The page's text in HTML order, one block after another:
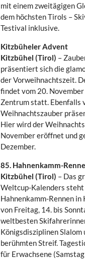
mit einem zweitägigen
dem höchsten Tirols –
Testival inklusive.
Kitzbüheler Advent
Kitzbühel (Tirol) –
präsentiert sich die
der Vorweihnachtszeit.
findet vom 20.
Zentrum statt. Ebenfalls
Weihnachtszauber
Hier wird der
November eröffnet und
Dezember.
85. Hahnenkamm-
Kitzbühel (Tirol) – Das
Weltcup-Kalenders
Hahnenkamm-Rennen in
von Freitag, 14. bis
weltbesten
Königsdisziplinen
berühmten Streif.
für Erwachsene